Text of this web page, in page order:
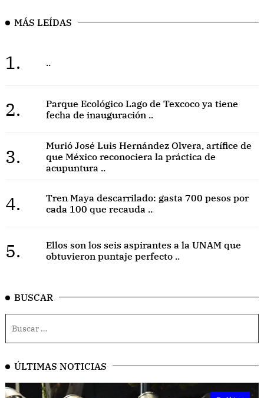
MÁS LEÍDAS
1. ..
2.
Parque Ecológico Lago de Texcoco ya tiene
fecha de inauguración ..
3.
Murió José Luis Hernández Olvera, artífice de
que México reconociera la práctica de
acupuntura ..
4.
Tren Maya descarrilado: gasta 700 pesos por
cada 100 que recauda ..
5.
Ellos son los seis aspirantes a la UNAM que
obtuvieron puntaje perfecto ..
BUSCAR
ÚLTIMAS NOTICIAS